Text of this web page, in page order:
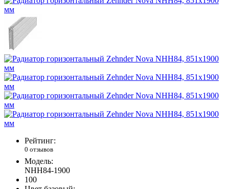
Рейтинг:
0 отзывов
Модель:
NHH84-1900
100